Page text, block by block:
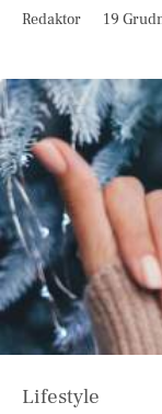
Redaktor 19
Lifestyle